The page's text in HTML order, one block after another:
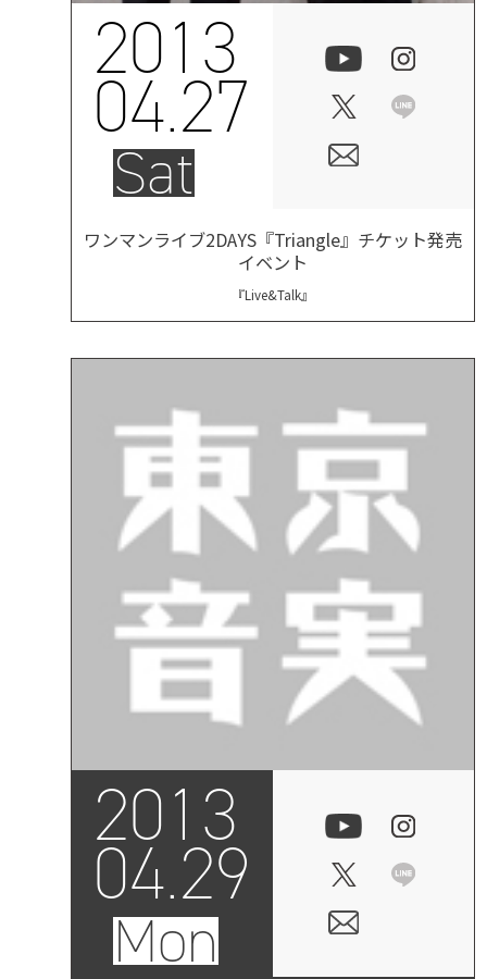
2013
04.27
Sat
ワンマンライブ2DAYS『Triangle』チケット発売
イベント
『Live&Talk』
2013
04.29
Mon